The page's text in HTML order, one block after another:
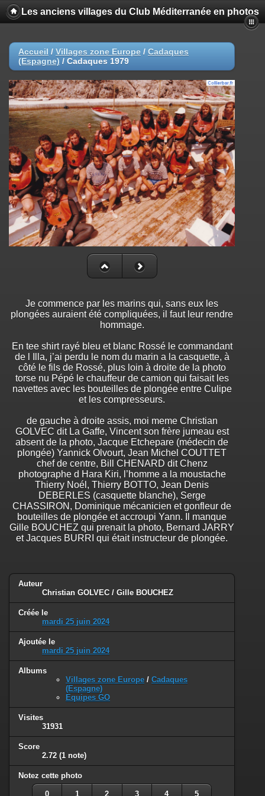
Les anciens villages du Club Méditerranée en photos
Accueil / Villages zone Europe / Cadaques
(Espagne) / Cadaques 1979
Je commence par les marins qui, sans eux les
plongées auraient été compliquées, il faut leur rendre
hommage.
En tee shirt rayé bleu et blanc Rossé le commandant
de l Illa, j’ai perdu le nom du marin a la casquette, à
côté le fils de Rossé, plus loin à droite de la photo
torse nu Pépé le chauffeur de camion qui faisait les
navettes avec les bouteilles de plongée entre Culipe
et les compresseurs.
de gauche à droite assis, moi meme Christian
GOLVEC dit La Gaffe, Vincent son frère jumeau est
absent de la photo, Jacque Etchepare (médecin de
plongée) Yannick Olvourt, Jean Michel COUTTET
chef de centre, Bill CHENARD dit Chenz
photographe d Hara Kiri, l’homme a la moustache
Thierry Noél, Thierry BOTTO, Jean Denis
DEBERLES (casquette blanche), Serge
CHASSIRON, Dominique mécanicien et gonfleur de
bouteilles de plongée et accroupi Yann. Il manque
Gille BOUCHEZ qui prenait la photo, Bernard JARRY
et Jacques BURRI qui était instructeur de plongée.
Auteur
Christian GOLVEC / Gille BOUCHEZ
Créée le
mardi 25 juin 2024
Ajoutée le
mardi 25 juin 2024
Albums
Villages zone Europe / Cadaques
(Espagne)
Equipes GO
Visites
31931
Score
2.72 (1 note)
Notez cette photo
0 1 2 3 4 5